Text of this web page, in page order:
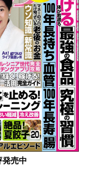
発売中